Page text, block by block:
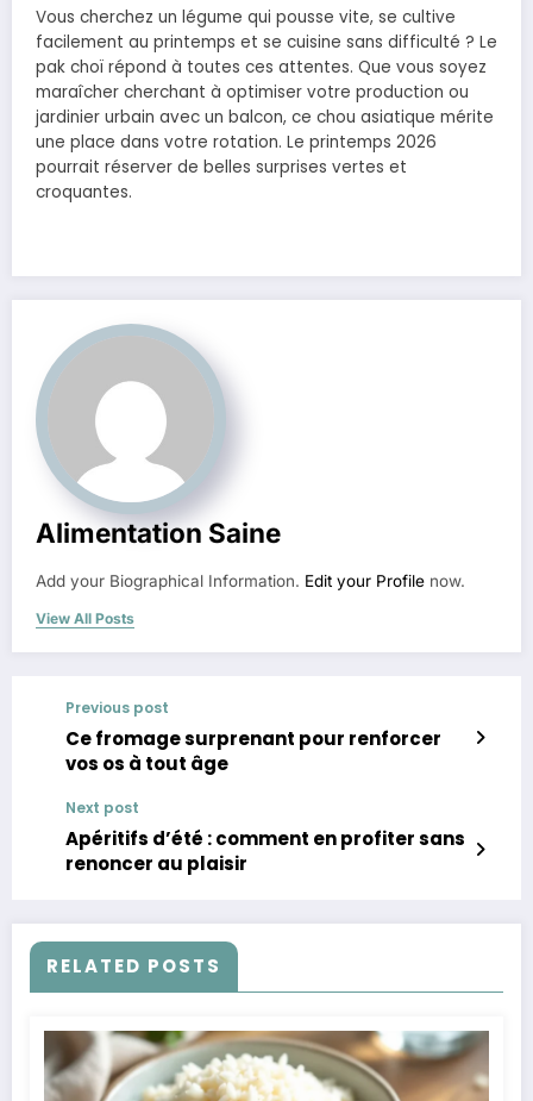
Vous cherchez un légume qui pousse vite, se cultive
facilement au printemps et se cuisine sans difficulté ? Le
pak choï répond à toutes ces attentes. Que vous soyez
maraîcher cherchant à optimiser votre production ou
jardinier urbain avec un balcon, ce chou asiatique mérite
une place dans votre rotation. Le printemps 2026
pourrait réserver de belles surprises vertes et
croquantes.
Alimentation Saine
Add your Biographical Information. Edit your Profile now.
View All Posts
Previous post
Ce fromage surprenant pour renforcer
vos os à tout âge
Next post
Apéritifs d’été : comment en profiter sans
renoncer au plaisir
RELATED POSTS